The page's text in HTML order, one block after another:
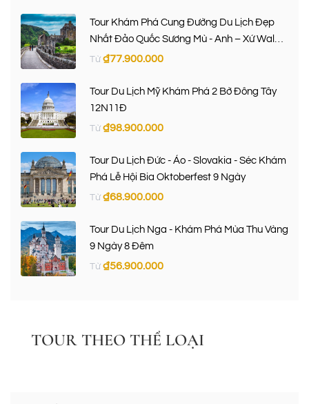
Tour Khám Phá Cung Đường Du Lịch Đẹp
Nhất Đảo Quốc Sương Mù - Anh – Xứ Wales
– Scotland 9 Ngày 8 Đêm
Từ ₫77.900.000
Tour Du Lịch Mỹ Khám Phá 2 Bờ Đông Tây
12N11Đ
Từ ₫98.900.000
Tour Du Lịch Đức - Áo - Slovakia - Séc Khám
Phá Lễ Hội Bia Oktoberfest 9 Ngày
Từ ₫68.900.000
Tour Du Lịch Nga - Khám Phá Mùa Thu Vàng
9 Ngày 8 Đêm
Từ ₫56.900.000
TOUR THEO THỂ LOẠI